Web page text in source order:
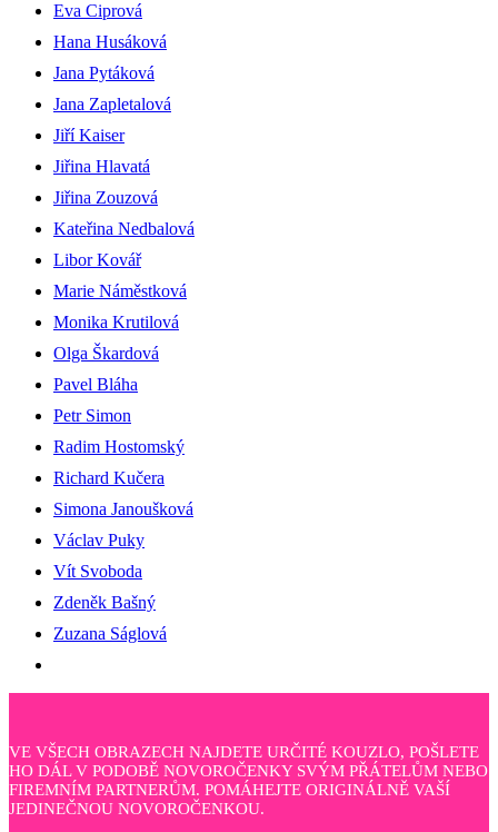
Eva Ciprová
Hana Husáková
Jana Pytáková
Jana Zapletalová
Jiří Kaiser
Jiřina Hlavatá
Jiřina Zouzová
Kateřina Nedbalová
Libor Kovář
Marie Náměstková
Monika Krutilová
Olga Škardová
Pavel Bláha
Petr Simon
Radim Hostomský
Richard Kučera
Simona Janoušková
Václav Puky
Vít Svoboda
Zdeněk Bašný
Zuzana Ságlová
VE VŠECH OBRAZECH NAJDETE URČITÉ KOUZLO, POŠLETE
HO DÁL V PODOBĚ NOVOROČENKY SVÝM PŘÁTELŮM NEBO
FIREMNÍM PARTNERŮM. POMÁHEJTE ORIGINÁLNĚ VAŠÍ
JEDINEČNOU NOVOROČENKOU.